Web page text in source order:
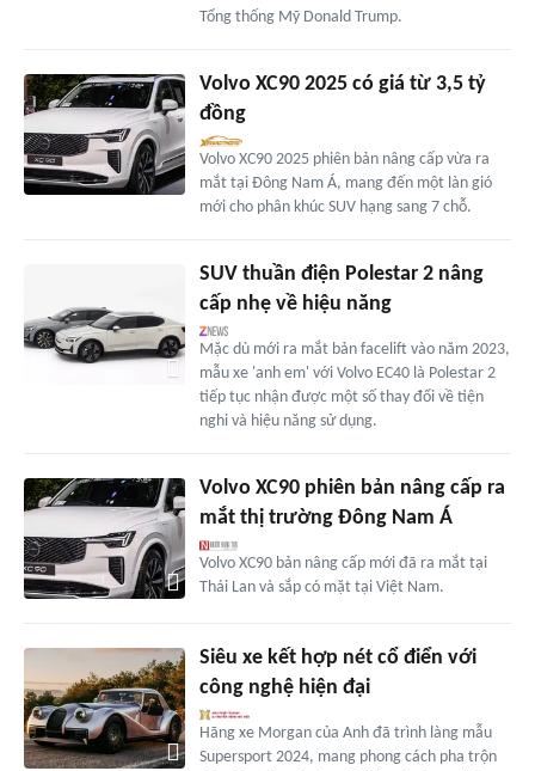
Tổng thống Mỹ Donald Trump.
Volvo XC90 2025 có giá từ 3,5 tỷ
đồng
Volvo XC90 2025 phiên bản nâng cấp vừa ra
mắt tại Đông Nam Á, mang đến một làn gió
mới cho phân khúc SUV hạng sang 7 chỗ.
SUV thuần điện Polestar 2 nâng
cấp nhẹ về hiệu năng
Mặc dù mới ra mắt bản facelift vào năm 2023,
mẫu xe 'anh em' với Volvo EC40 là Polestar 2
tiếp tục nhận được một số thay đổi về tiện
nghi và hiệu năng sử dụng.
Volvo XC90 phiên bản nâng cấp ra
mắt thị trường Đông Nam Á
Volvo XC90 bản nâng cấp mới đã ra mắt tại
Thái Lan và sắp có mặt tại Việt Nam.
Siêu xe kết hợp nét cổ điển với
công nghệ hiện đại
Hãng xe Morgan của Anh đã trình làng mẫu
Supersport 2024, mang phong cách pha trộn